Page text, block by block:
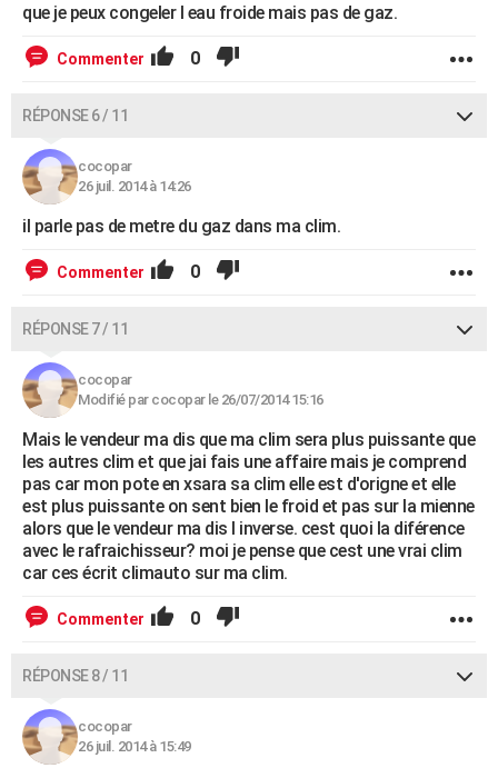
que je peux congeler l eau froide mais pas de gaz.
Commenter 0
RÉPONSE 6 / 11
cocopar
26 juil. 2014 à 14:26
il parle pas de metre du gaz dans ma clim.
Commenter 0
RÉPONSE 7 / 11
cocopar
Modifié par cocopar le 26/07/2014 15:16
Mais le vendeur ma dis que ma clim sera plus puissante que
les autres clim et que jai fais une affaire mais je comprend
pas car mon pote en xsara sa clim elle est d'origne et elle
est plus puissante on sent bien le froid et pas sur la mienne
alors que le vendeur ma dis l inverse. cest quoi la diférence
avec le rafraichisseur? moi je pense que cest une vrai clim
car ces écrit climauto sur ma clim.
Commenter 0
RÉPONSE 8 / 11
cocopar
26 juil. 2014 à 15:49